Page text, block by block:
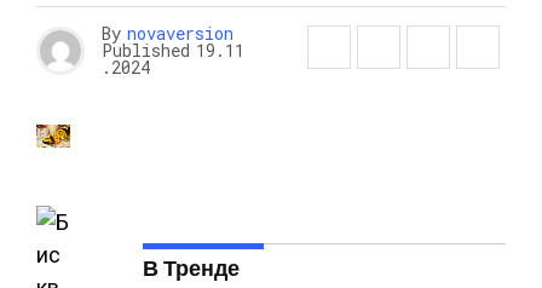
By novaversion
Published 19.11
.2024
В Тренде